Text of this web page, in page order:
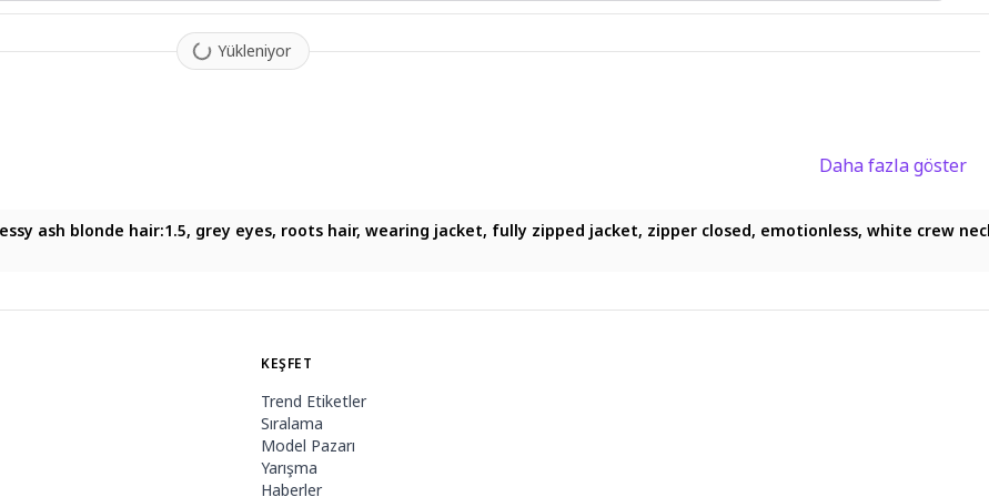
Yükleniyor
Daha fazla göster
ash blonde hair:1.5, grey eyes, roots hair, wearing jacket, fully zipped jacket, zipper closed, emotionless, white
KEŞFET
Trend Etiketler
Sıralama
Model Pazarı
Yarışma
Haberler